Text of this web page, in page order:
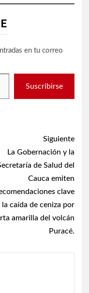
en tu correo
Suscribirse
Siguiente
La Gobernación y la
de Salud del
Cauca emiten
clave
la caída de ceniza por
amarilla del volcán
Puracé.